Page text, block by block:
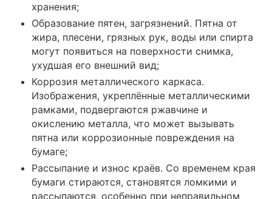
хранения;
Образование пятен, загрязнений. Пятна от
жира, плесени, грязных рук, воды или спирта
могут появиться на поверхности снимка,
ухудшая его внешний вид;
Коррозия металлического каркаса.
Изображения, укреплённые металлическими
рамками, подвергаются ржавчине и
окислению металла, что может вызывать
пятна или коррозионные повреждения на
бумаге;
Рассыпание и износ краёв. Со временем края
бумаги стираются, становятся ломкими и
рассыпаются, особенно при неправильном